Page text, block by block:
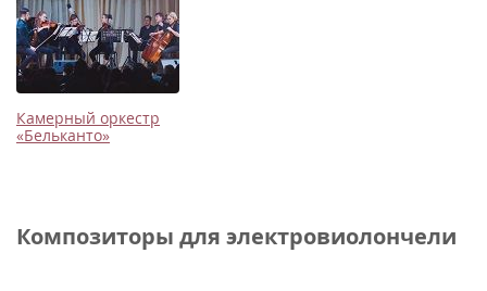
Камерный оркестр
«Бельканто»
Композиторы для электровиолончели